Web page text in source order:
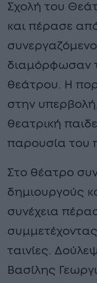
Σχολή του
και πέρασε
διαμόρφωσαν
θεάτρου. Η
στην
θεατρική
παρουσία του
Στο θέατρο
δημιουργούς
συνέχεια
ταινίες.
Βασίλης